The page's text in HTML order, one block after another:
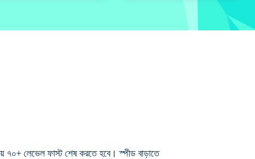
লেভেল ফাস্ট শেষ করতে হবে। স্পীড বাড়াতে